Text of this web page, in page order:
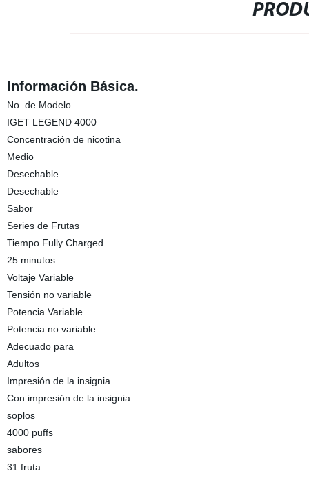
Información Básica.
No. de Modelo.
IGET LEGEND 4000
Concentración de nicotina
Medio
Desechable
Desechable
Sabor
Series de Frutas
Tiempo Fully Charged
25 minutos
Voltaje Variable
Tensión no variable
Potencia Variable
Potencia no variable
Adecuado para
Adultos
Impresión de la insignia
Con impresión de la insignia
soplos
4000 puffs
sabores
31 fruta